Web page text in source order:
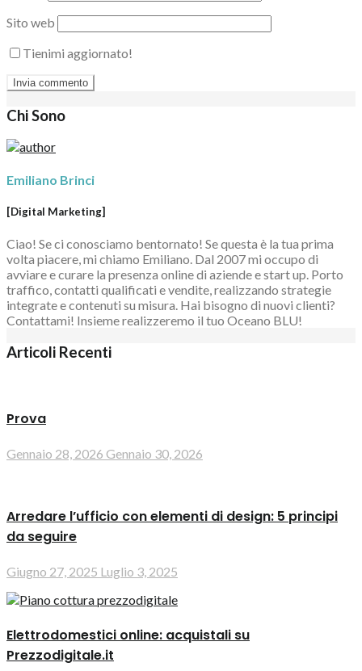
Sito web
Tienimi aggiornato!
Chi Sono
Emiliano Brinci
[Digital Marketing]
Ciao! Se ci conosciamo bentornato! Se questa è la tua prima
volta piacere, mi chiamo Emiliano. Dal 2007 mi occupo di
avviare e curare la presenza online di aziende e start up. Porto
traffico, contatti qualificati e vendite, realizzando strategie
integrate e contenuti su misura. Hai bisogno di nuovi clienti?
Contattami! Insieme realizzeremo il tuo Oceano BLU!
Articoli Recenti
Prova
Gennaio 28, 2026 Gennaio 30, 2026
Arredare l’ufficio con elementi di design: 5 principi
da seguire
Giugno 27, 2025 Luglio 3, 2025
Elettrodomestici online: acquistali su
Prezzodigitale.it